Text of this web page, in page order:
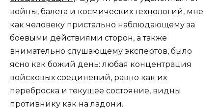
войны, балета и космических технологий, мне
как человеку пристально наблюдающему за
боевыми действиями сторон, а также
внимательно слушающему экспертов, было
ясно как божий день: любая концентрация
войсковых соединений, равно как их
переброска и текущее состояние, видны
противнику как на ладони.